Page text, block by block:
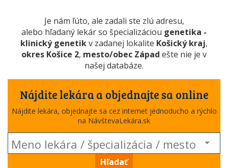
Je nám ľúto, ale zadali ste zlú adresu,
alebo hľadaný lekár so špecializáciou genetika -
klinický genetikv zadanej lokalite Košický kraj,
okres Košice 2, mesto/obec Západ ešte nie je v
našej databáze.
Nájdite lekára a objednajte sa online
Nájdite lekára, objednajte sa cez internet jednoducho a rýchlo
na NávštevaLekára.sk
Hľadať